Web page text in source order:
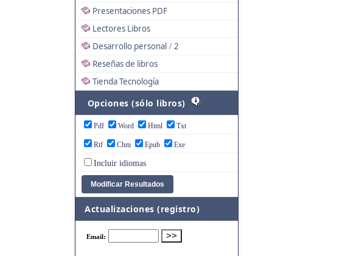
Presentaciones PDF
Lectores Libros
Desarrollo personal / 2
Reseñas de libros
Tienda Tecnología
Opciones (sólo libros)
Pdf Word Html Txt
Rtf Chm Epub Exe
Incluir idiomas
Actualizaciones (registro)